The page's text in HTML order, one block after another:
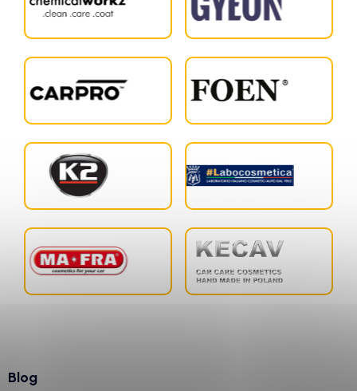
Blog